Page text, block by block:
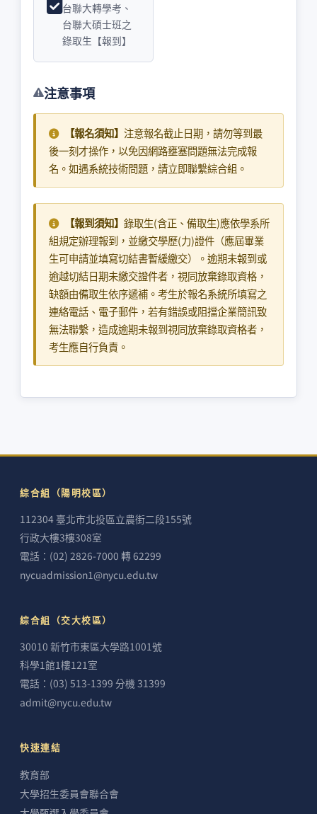
台聯大轉學考、
台聯大碩士班之
錄取生【報到】
注意事項
【報名須知】 注意報名截止日期，請勿等到最
後一刻才操作，以免因網路壅塞問題無法完成報
名。如遇系統技術問題，請立即聯繫綜合組。
【報到須知】 錄取生(含正、備取生)應依學系所
組規定辦理報到，並繳交學歷(力)證件（應屆畢業
生可申請並填寫切結書暫緩繳交）。逾期未報到或
逾越切結日期未繳交證件者，視同放棄錄取資格，
缺額由備取生依序遞補。考生於報名系統所填寫之
連絡電話、電子郵件，若有錯誤或阻擋企業簡訊致
無法聯繫，造成逾期未報到視同放棄錄取資格者，
考生應自行負責。
綜合組（陽明校區）
112304 臺北市北投區立農街二段155號
行政大樓3樓308室
電話：(02) 2826-7000 轉 62299
nycuadmission1@nycu.edu.tw
綜合組（交大校區）
30010 新竹市東區大學路1001號
科學1館1樓121室
電話：(03) 513-1399 分機 31399
admit@nycu.edu.tw
快速連結
教育部
大學招生委員會聯合會